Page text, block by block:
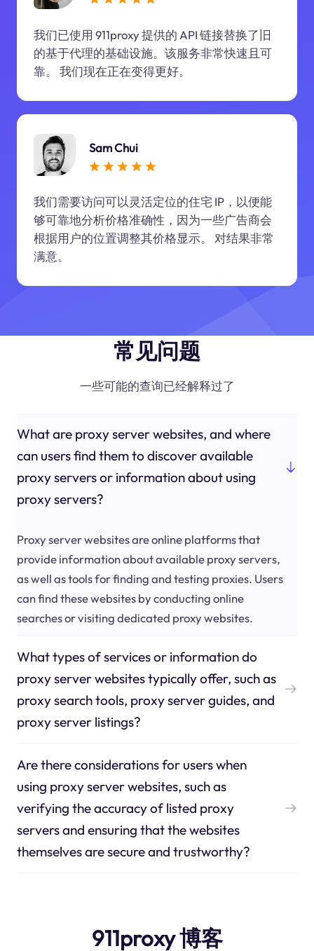
我们已使用 911proxy 提供的 API 链接替换了旧
的基于代理的基础设施。该服务非常快速且可
靠。 我们现在正在变得更好。
Sam Chui
我们需要访问可以灵活定位的住宅 IP，以便能
够可靠地分析价格准确性，因为一些广告商会
根据用户的位置调整其价格显示。 对结果非常
满意。
常见问题
一些可能的查询已经解释过了
What are proxy server websites, and where
can users find them to discover available
proxy servers or information about using
proxy servers?
Proxy server websites are online platforms that
provide information about available proxy servers,
as well as tools for finding and testing proxies. Users
can find these websites by conducting online
searches or visiting dedicated proxy websites.
What types of services or information do
proxy server websites typically offer, such as
proxy search tools, proxy server guides, and
proxy server listings?
Are there considerations for users when
using proxy server websites, such as
verifying the accuracy of listed proxy
servers and ensuring that the websites
themselves are secure and trustworthy?
911proxy 博客